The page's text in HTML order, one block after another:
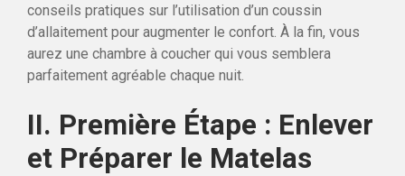
conseils pratiques sur l’utilisation d’un coussin
d’allaitement pour augmenter le confort. À la fin, vous
aurez une chambre à coucher qui vous semblera
parfaitement agréable chaque nuit.
II. Première Étape : Enlever
et Préparer le Matelas